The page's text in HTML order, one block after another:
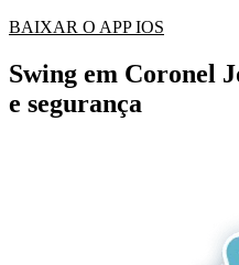
BAIXAR O APP IOS
Swing em Coronel
e segurança